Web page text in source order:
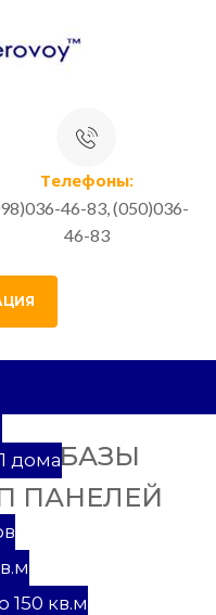
Телефоны:
46-83, (050)036-
46-83
дома
150 кв.м
БАЗЫ
ПАНЕЛЕЙ